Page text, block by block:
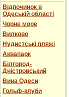
Відпочинок в
Одеській області
Чорне море
Вилково
Нудистські пляжі
Аквапарк
Білгород-
Дністровський
Вина Одеси
Гольф-клуби